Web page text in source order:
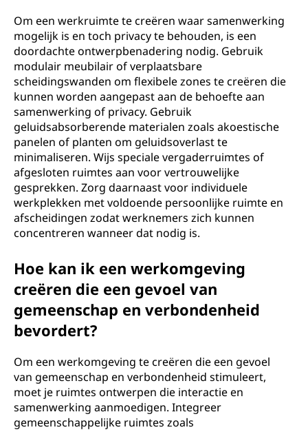
Om een werkruimte te creëren waar samenwerking
mogelijk is en toch privacy te behouden, is een
doordachte ontwerpbenadering nodig. Gebruik
modulair meubilair of verplaatsbare
scheidingswanden om flexibele zones te creëren die
kunnen worden aangepast aan de behoefte aan
samenwerking of privacy. Gebruik
geluidsabsorberende materialen zoals akoestische
panelen of planten om geluidsoverlast te
minimaliseren. Wijs speciale vergaderruimtes of
afgesloten ruimtes aan voor vertrouwelijke
gesprekken. Zorg daarnaast voor individuele
werkplekken met voldoende persoonlijke ruimte en
afscheidingen zodat werknemers zich kunnen
concentreren wanneer dat nodig is.
Hoe kan ik een werkomgeving
creëren die een gevoel van
gemeenschap en verbondenheid
bevordert?
Om een werkomgeving te creëren die een gevoel
van gemeenschap en verbondenheid stimuleert,
moet je ruimtes ontwerpen die interactie en
samenwerking aanmoedigen. Integreer
gemeenschappelijke ruimtes zoals